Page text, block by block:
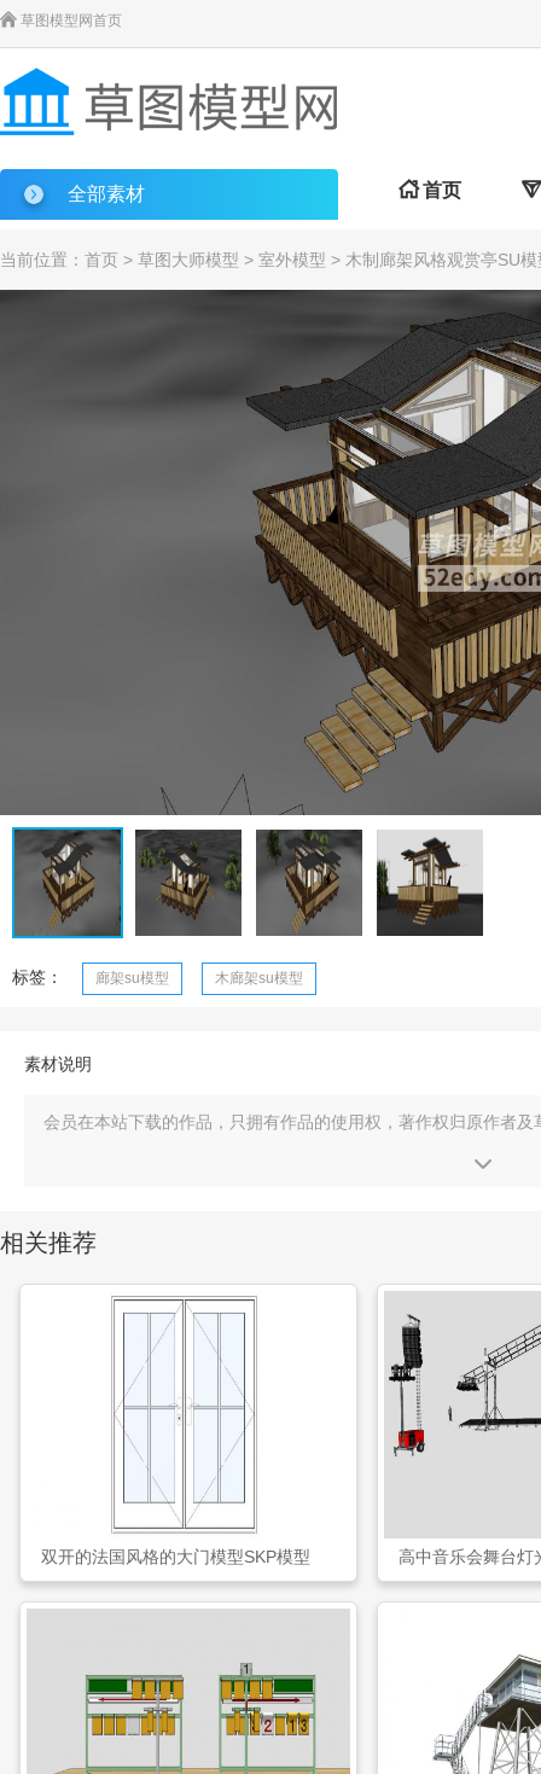
 草图模型网首页
全部素材 首页 
当前位置： 首页 > 草图大师模型 > 室外模型 > 木制廊架风格观赏亭SU模
标签： 廊架su模型 木廊架su模型
素材说明
会员在本站下载的作品，只拥有作品的使用权，著作权归原作者
相关推荐
双开的法国风格的大门模型SKP模型 高中音乐会舞台灯